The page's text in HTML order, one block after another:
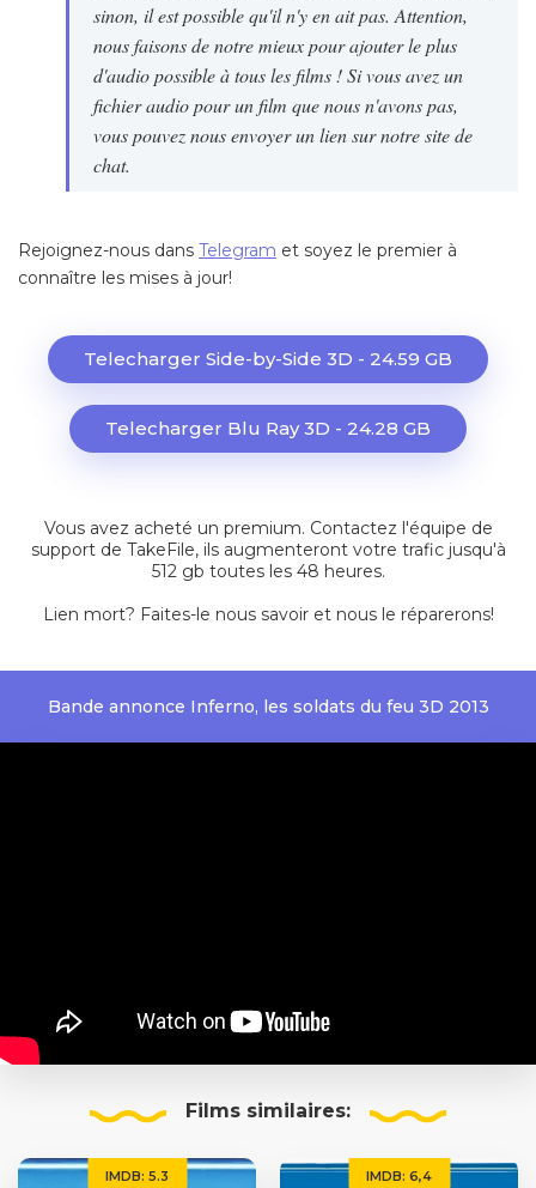
sinon, il est possible qu'il n'y en ait pas. Attention,
nous faisons de notre mieux pour ajouter le plus
d'audio possible à tous les films ! Si vous avez un
fichier audio pour un film que nous n'avons pas,
vous pouvez nous envoyer un lien sur notre site de
chat.
Rejoignez-nous dans Telegram et soyez le premier à
connaître les mises à jour!
Telecharger Side-by-Side 3D - 24.59 GB
Telecharger Blu Ray 3D - 24.28 GB
Vous avez acheté un premium. Contactez l'équipe de
support de TakeFile, ils augmenteront votre trafic jusqu'à
512 gb toutes les 48 heures.
Lien mort? Faites-le nous savoir et nous le réparerons!
Bande annonce Inferno, les soldats du feu 3D 2013
Films similaires:
IMDB: 5.3 IMDB: 6,4